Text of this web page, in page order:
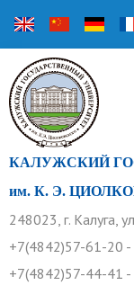
КАЛУЖСКИЙ
им. К. Э.
248023, г. Калуга,
+7(4842)57-61-20 -
+7(4842)57-44-41 -